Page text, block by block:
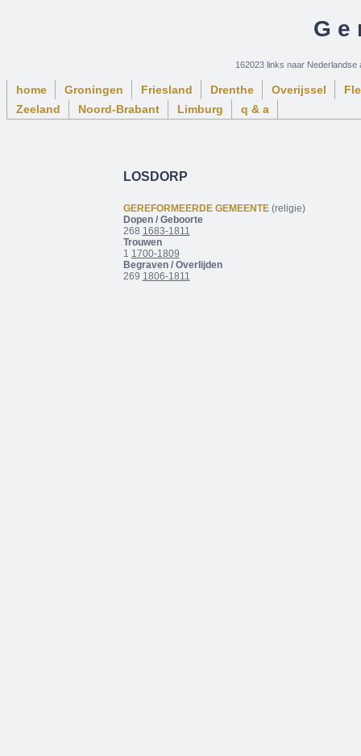
162023 links naar
home Groningen Friesland Drenthe Overijssel
Zeeland
Noord-Brabant Limburg q & a
LOSDORP
GEREFORMEERDE GEMEENTE(religie)
Dopen / Geboorte
268 1683-1811
Trouwen
1 1700-1809
Begraven / Overlijden
269 1806-1811